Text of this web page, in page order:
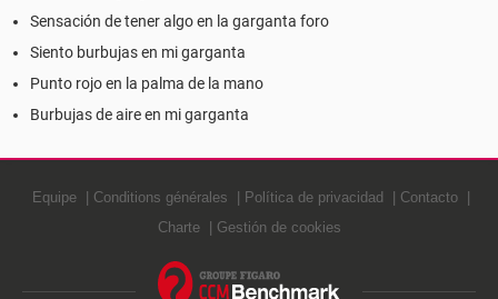
Sensación de tener algo en la garganta foro
Siento burbujas en mi garganta
Punto rojo en la palma de la mano
Burbujas de aire en mi garganta
Equipe Conditions générales Política de privacidad
Contacto
Charte
Gestión de cookies